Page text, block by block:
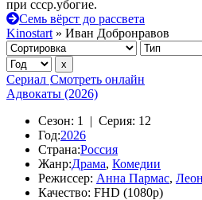
при ссср.убогие.
Семь вёрст до рассвета
Kinostart » Иван Добронравов
Сериал Смотреть онлайн
Адвокаты (2026)
Сезон: 1 | Серия: 12
Год:2026
Страна:Россия
Жанр:Драма, Комедии
Режиссер: Анна Пармас,
Качество: FHD (1080p)